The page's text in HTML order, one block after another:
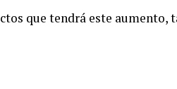
que tendrá este aumento,